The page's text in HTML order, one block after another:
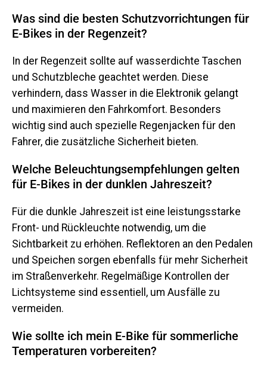
Was sind die besten Schutzvorrichtungen für
E-Bikes in der Regenzeit?
In der Regenzeit sollte auf wasserdichte Taschen
und Schutzbleche geachtet werden. Diese
verhindern, dass Wasser in die Elektronik gelangt
und maximieren den Fahrkomfort. Besonders
wichtig sind auch spezielle Regenjacken für den
Fahrer, die zusätzliche Sicherheit bieten.
Welche Beleuchtungsempfehlungen gelten
für E-Bikes in der dunklen Jahreszeit?
Für die dunkle Jahreszeit ist eine leistungsstarke
Front- und Rückleuchte notwendig, um die
Sichtbarkeit zu erhöhen. Reflektoren an den Pedalen
und Speichen sorgen ebenfalls für mehr Sicherheit
im Straßenverkehr. Regelmäßige Kontrollen der
Lichtsysteme sind essentiell, um Ausfälle zu
vermeiden.
Wie sollte ich mein E-Bike für sommerliche
Temperaturen vorbereiten?